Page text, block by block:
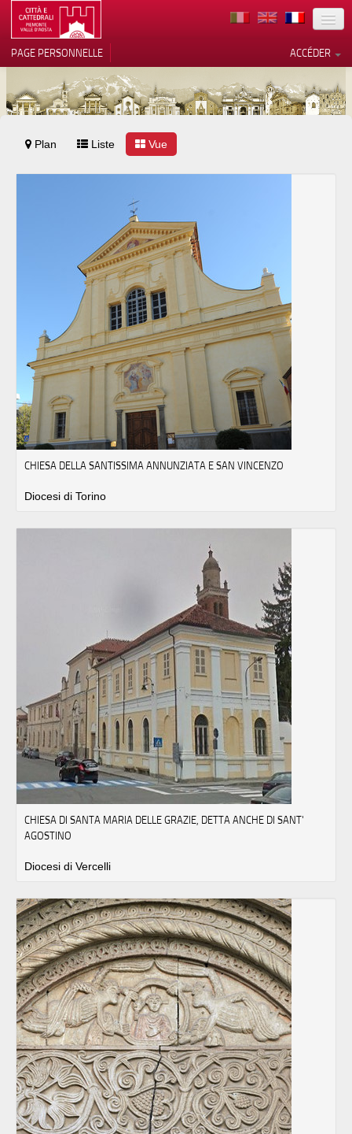
TERRITOIRE
ARCHITECTURE
MUSÉES
ITINÉRAIRES
ACCÉDER
PAGE PERSONNELLE
Plan Liste Vue
CHIESA DELLA SANTISSIMA ANNUNZIATA E SAN VINCENZO
Diocesi di Torino
CHIESA DI SANTA MARIA DELLE GRAZIE, DETTA ANCHE DI SANT'
AGOSTINO
Diocesi di Vercelli
Vos choix en matière de
confidentialité